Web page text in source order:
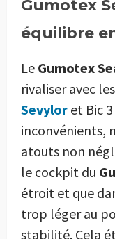
Gumotex
équilibre
Le Gumotex
rivaliser avec
Sevylor et Bic
inconvénients,
atouts non
le cockpit du
étroit et que
trop léger au
stabilité. Cela